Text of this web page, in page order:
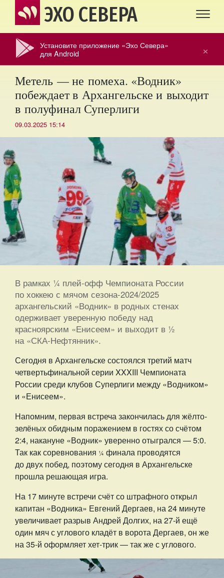
ЭХО СЕВЕРА
×
Установите приложение «Эхо Севера»
для Android
Метель — не помеха. «Водник»
побеждает в Архангельске и выходит
в полуфинал Суперлиги
09.03.2025 15:14
В рамках ¼ плей-офф Чемпионата России
по хоккею с мячом сезона-2024/2025
архангельский «Водник» в родных стенах
одерживает уверенную победу над
красноярским «Енисеем» и выходит в ½
на «СКА-Нефтянник».
Сегодня в Архангельске состоялся третий матч
четвертьфинальной серии XXXIII Чемпионата
России среди клубов Суперлиги между «Водником»
и «Енисеем».
Напомним, первая встреча закончилась для жёлто-
зелёных обидным поражением в гостях со счётом
2:4, накануне «Водник» уверенно отыгрался — 5:0.
Так как соревнования ¼ финала проводятся
до двух побед, поэтому сегодня в Архангельске
прошла решающая игра.
На 17 минуте встречи счёт со штрафного открыл
капитан «Водника» Евгений Дергаев, на 24 минуте
увеличивает разрыв Андрей Долгих, на 27-й ещё
один мяч с углового кладёт в ворота Дергаев, он же
на 35-й оформляет хет-трик — так же с углового.